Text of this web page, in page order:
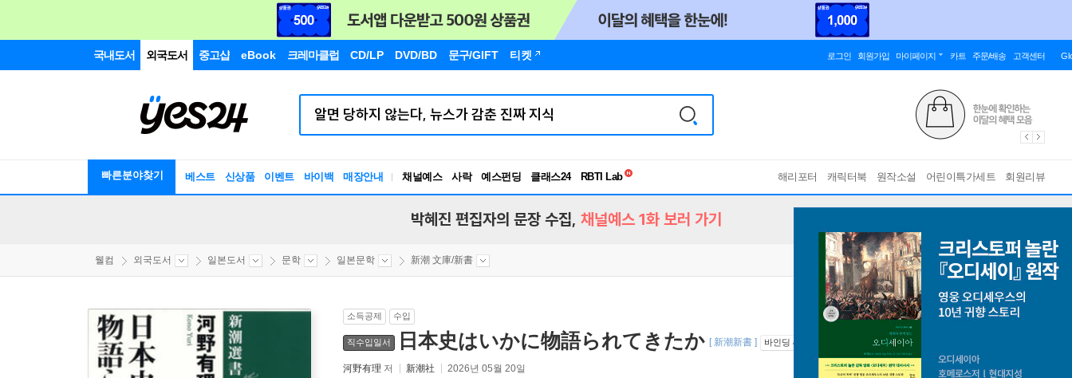
국내도서 외국도서 중고샵 eBook 크레마클럽 CD/LP DVD/BD 문구/GIFT 티켓 로그인 회원가입 마이페이지 카트 주문/배송 고객센터
빠른분야찾기 베스트 신상품 이벤트 바이백 매장안내 채널예스 사락 예스펀딩 클래스24
독서유형검사
해리포터 캐릭터북 원작소설 어린이특가세트 회원리뷰
박혜진 편집자의 문장 수집, 채널예스 1화 보러 가기
웰컴 외국도서 일본도서 문학 일본문학 新潮 文庫/新書
소득공제 수입
직수입일서 日本史はいかに物語られてきたか [ 新潮新書 ] 바인딩 & 에디션 안내
河野有理 저 新潮社 2026년 05월 20일